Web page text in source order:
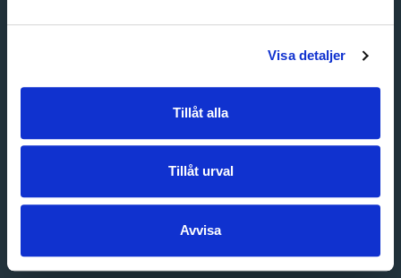
Visa detaljer
Tillåt alla
Tillåt urval
Avvisa